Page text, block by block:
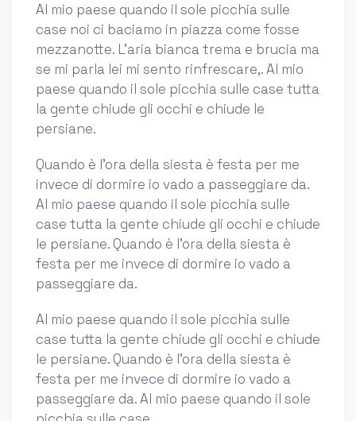
Al mio paese quando il sole picchia sulle
case noi ci baciamo in piazza come fosse
mezzanotte. L'aria bianca trema e brucia ma
se mi parla lei mi sento rinfrescare,. Al mio
paese quando il sole picchia sulle case tutta
la gente chiude gli occhi e chiude le
persiane.
Quando è l'ora della siesta è festa per me
invece di dormire io vado a passeggiare da.
Al mio paese quando il sole picchia sulle
case tutta la gente chiude gli occhi e chiude
le persiane. Quando è l'ora della siesta è
festa per me invece di dormire io vado a
passeggiare da.
Al mio paese quando il sole picchia sulle
case tutta la gente chiude gli occhi e chiude
le persiane. Quando è l'ora della siesta è
festa per me invece di dormire io vado a
passeggiare da. Al mio paese quando il sole